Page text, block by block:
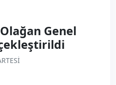
Genel